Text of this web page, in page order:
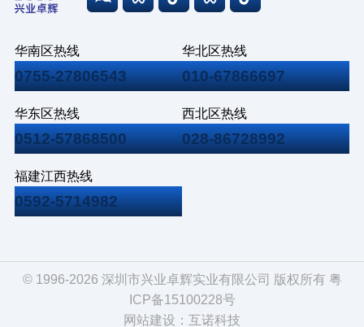
华南区热线
0755-27806543
华北区热线
010-67866697
华东区热线
0512-57868500
西北区热线
028-86728992
福建江西热线
0592-5714982
© 1996-2026 深圳市兴业卓辉实业有限公司 版权所有 粤
ICP备15100228号
网站建设 ： 互诺科技